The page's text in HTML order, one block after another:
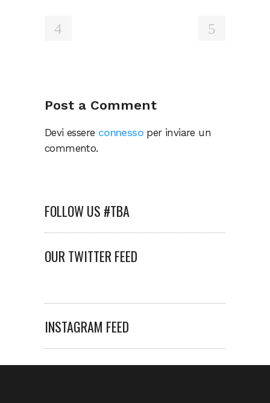
Post a Comment
Devi essere connesso per inviare un
commento.
FOLLOW US #TBA
OUR TWITTER FEED
INSTAGRAM FEED